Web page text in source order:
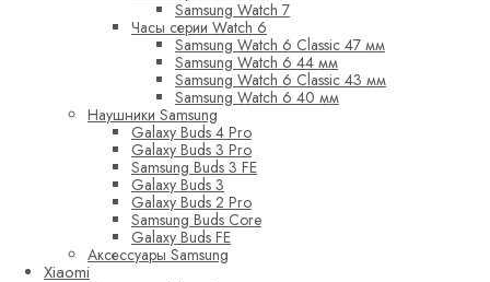
Samsung Watch 7
Часы серии Watch 6
Samsung Watch 6 Classic 47 мм
Samsung Watch 6 44 мм
Samsung Watch 6 Classic 43 мм
Samsung Watch 6 40 мм
Наушники Samsung
Galaxy Buds 4 Pro
Galaxy Buds 3 Pro
Samsung Buds 3 FE
Galaxy Buds 3
Galaxy Buds 2 Pro
Samsung Buds Core
Galaxy Buds FE
Аксессуары Samsung
Xiaomi